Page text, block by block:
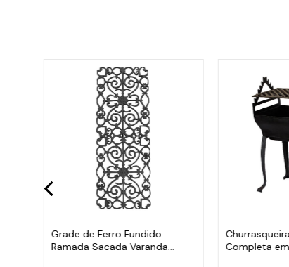
Grade de Ferro Fundido
Ramada Sacada Varanda
Completa